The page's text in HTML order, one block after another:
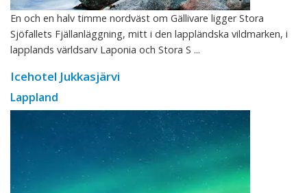
En och en halv timme nordväst om Gällivare ligger Stora
Sjöfallets Fjällanläggning, mitt i den lappländska vildmarken, i
lapplands världsarv Laponia och Stora S ...
Icehotel Jukkasjärvi
Lappland